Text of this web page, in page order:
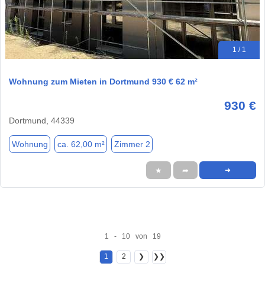
1 / 1
Wohnung zum Mieten in Dortmund 930 € 62 m²
930 €
Dortmund, 44339
Wohnung ca. 62,00 m² Zimmer 2
★ ➦ ➜
1 - 10 von 19
1 2 ❯ ❯❯